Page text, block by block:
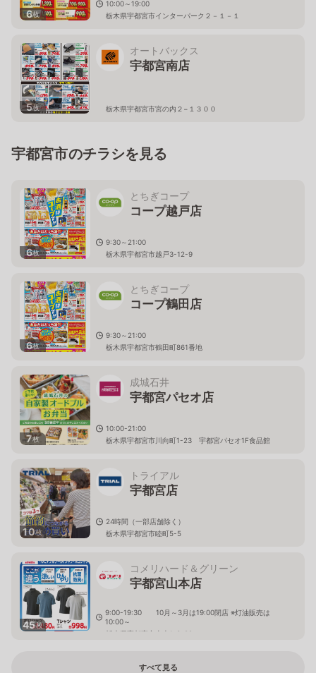
6枚
10:00～19:00
栃木県宇都宮市インターパーク２－１－１
5枚
オートバックス
宇都宮南店
栃木県宇都宮市宮の内２−１３００
宇都宮市のチラシを見る
6枚
とちぎコープ
コープ越戸店
9:30～21:00
栃木県宇都宮市越戸3-12-9
6枚
とちぎコープ
コープ鶴田店
9:30～21:00
栃木県宇都宮市鶴田町861番地
7枚
成城石井
宇都宮パセオ店
10:00-21:00
栃木県宇都宮市川向町1-23 宇都宮パセオ1F食品館
10枚
トライアル
宇都宮店
24時間（一部店舗除く）
栃木県宇都宮市睦町5-5
45枚
コメリハード＆グリーン
宇都宮山本店
9:00-19:30 10月～3月は19:00閉店 ※灯油販売は
10:00～
栃木県宇都宮市山本1-3-28
すべて見る